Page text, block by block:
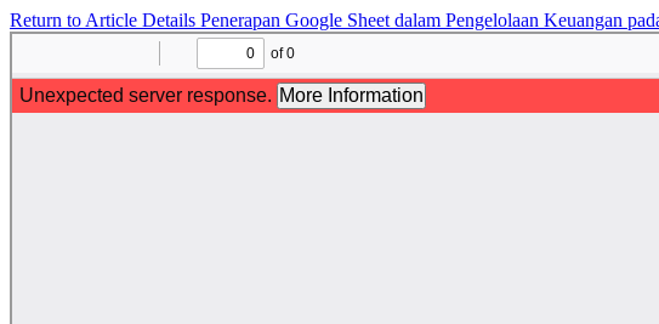
Return to Article Details Penerapan Google Sheet dalam Pengelolaan Keuangan